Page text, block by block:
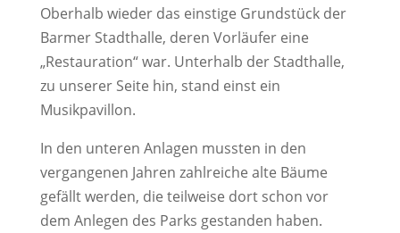
Oberhalb wieder das einstige Grundstück der
Barmer Stadthalle, deren Vorläufer eine
„Restauration“ war. Unterhalb der Stadthalle,
zu unserer Seite hin, stand einst ein
Musikpavillon.
In den unteren Anlagen mussten in den
vergangenen Jahren zahlreiche alte Bäume
gefällt werden, die teilweise dort schon vor
dem Anlegen des Parks gestanden haben.